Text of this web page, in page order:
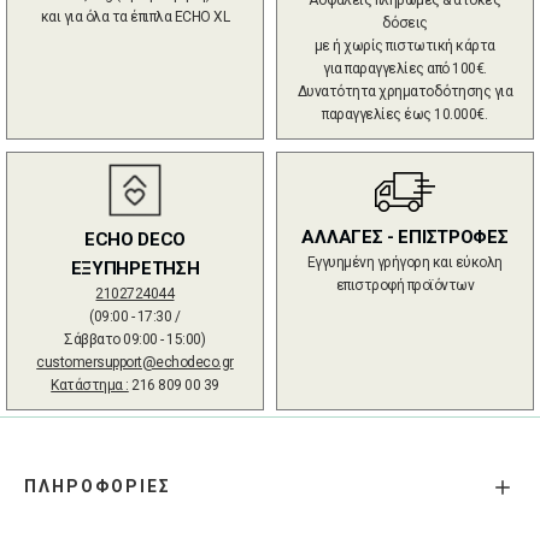
και για όλα τα έπιπλα ECHO XL
δόσεις
με ή χωρίς πιστωτική κάρτα
για παραγγελίες από 100€.
Δυνατότητα χρηματοδότησης για
παραγγελίες έως 10.000€.
ECHO DECO
ΕΞΥΠΗΡΕΤΗΣΗ
2102724044
(09:00 - 17:30 /
Σάββατο 09:00 - 15:00)
customersupport@echodeco.gr
Κατάστημα : 216 809 00 39
ΑΛΛΑΓΕΣ - ΕΠΙΣΤΡΟΦΕΣ
Εγγυημένη γρήγορη και εύκολη
επιστροφή προϊόντων
ΠΛΗΡΟΦΟΡΙΕΣ